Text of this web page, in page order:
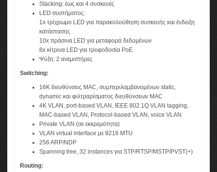
Stacking: έως και 4 συσκευές
LED συστήματος:
1x τρίχρωμο LED για παρακολούθηση συσκευής και ένδειξη
κατάστασης
10x πράσινα LED για μεταφορά δεδομένων
8x κίτρινα LED για τροφοδοσία PoE
Ψύξη: 2 ανεμιστήρες
Switching:
16K διευθύνσεις MAC, συμπεριλαμβανομένων static,
dynamic και φιλτραρίσματος διευθύνσεων MAC
4K VLAN, port-based VLAN, IEEE 802.1Q VLAN tagging,
MAC-based VLAN, Protocol-based VLAN, voice VLAN
Private VLAN (σε εκκρεμότητα)
VLAN virtual interface με 9216 MTU
256 ARP/NDP
Spanning tree, 32 instances για STP/RTSP/MSTP/PVST(+)
Routing: